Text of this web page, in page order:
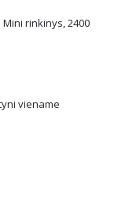
rinkinys, 2400
viename